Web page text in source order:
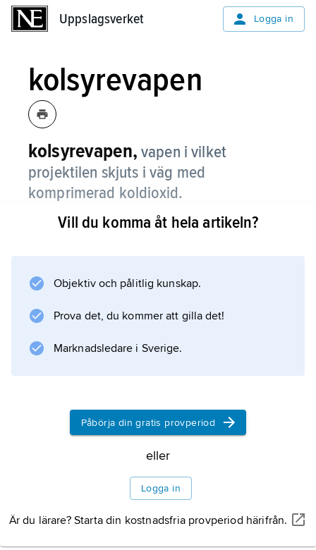
Uppslagsverket Logga in
kolsyrevapen
kolsyrevapen, vapen i vilket
projektilen skjuts i väg med
komprimerad koldioxid.
Kolsyrevapen får inte användas vid jakt.
Vill du komma åt hela artikeln?
Objektiv och pålitlig kunskap.
Prova det, du kommer att gilla det!
Marknadsledare i Sverige.
Påbörja din gratis provperiod
eller
Logga in
Är du lärare? Starta din kostnadsfria provperiod härifrån.